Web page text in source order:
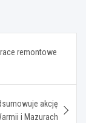
remontowe
akcję
i Mazurach